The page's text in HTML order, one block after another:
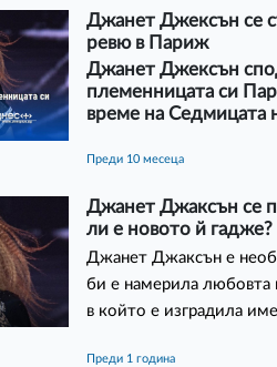
Джанет Джексън се
ревю в Париж
Джанет Джексън
племенницата си
време на Седмицата
преди 10 месеца
Джанет Джаксън се
ли е новото й гадже?
Джанет Джаксън е
би е намерила любовта
в който е изградила име
преди 1 година